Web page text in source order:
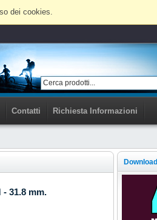
dei cookies.
Contatti Richiesta Informazioni
- 31.8 mm.
Download